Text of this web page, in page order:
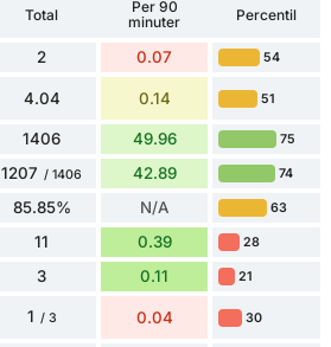
Total
Per 90
minuter
Percentil
2 0.07 54
4.04 0.14 51
1406 49.96 75
1207 / 1406 42.89 74
85.85% N/A 63
11 0.39 28
3 0.11 21
1 / 3 0.04 30